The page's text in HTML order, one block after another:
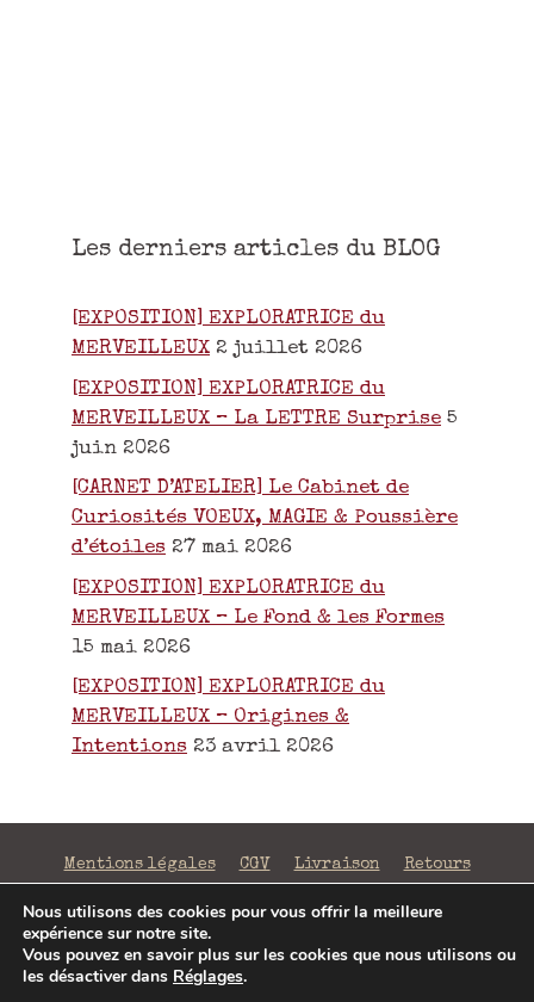
Les derniers articles du BLOG
[EXPOSITION] EXPLORATRICE du
MERVEILLEUX 2 juillet 2026
[EXPOSITION] EXPLORATRICE du
MERVEILLEUX – La LETTRE Surprise 5
juin 2026
[CARNET D’ATELIER] Le Cabinet de
Curiosités VOEUX, MAGIE & Poussière
d’étoiles 27 mai 2026
[EXPOSITION] EXPLORATRICE du
MERVEILLEUX – Le Fond & les Formes
15 mai 2026
[EXPOSITION] EXPLORATRICE du
MERVEILLEUX – Origines &
Intentions 23 avril 2026
Mentions légales CGV Livraison Retours
Confidentialité
©2026 La Fabrique de Mots Magiques | SIRET 797 938
206 00043 | Conception
Nous utilisons des cookies pour vous offrir la meilleure
expérience sur notre site.
Vous pouvez en savoir plus sur les cookies que nous utilisons ou
les désactiver dans Réglages.